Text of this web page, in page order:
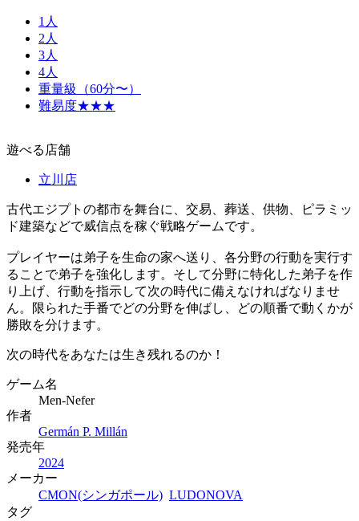
1人
2人
3人
4人
重量級（60分〜）
難易度★★★
遊べる店舗
立川店
古代エジプトの都市を舞台に、交易、葬送、供物、ピラミッ
ド建築などで威信点を稼ぐ戦略ゲームです。
プレイヤーは弟子を生命の家へ送り、各分野の行動を実行す
ることで弟子を強化します。そして分野に特化した弟子を作
り上げ、行動を指示して次の時代に備えなければなりませ
ん。限られた手番でどの分野を伸ばし、どの順番で動くかが
勝敗を分けます。
次の時代をあなたは生き残れるのか！
ゲーム名
Men-Nefer
作者
Germán P. Millán
発売年
2024
メーカー
CMON(シンガポール) LUDONOVA
タグ